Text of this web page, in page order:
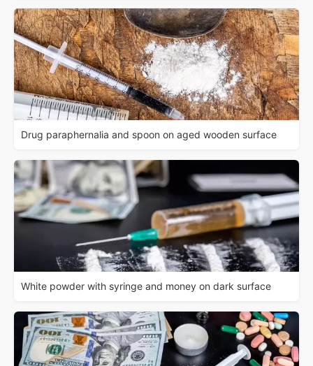
Drug paraphernalia and spoon on aged wooden surface
White powder with syringe and money on dark surface